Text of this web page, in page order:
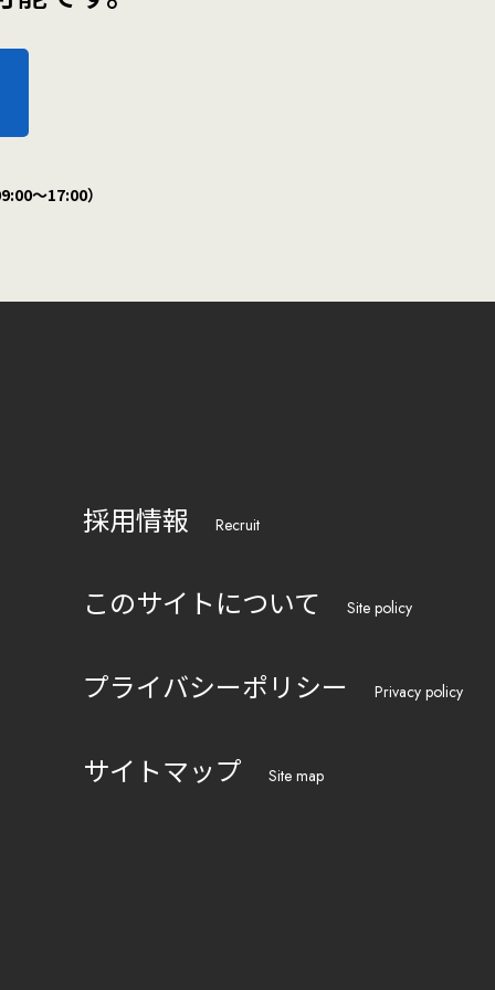
～17:00）
採用情報 Recruit
このサイトについて Site policy
プライバシーポリシー Privacy policy
サイトマップ Site map